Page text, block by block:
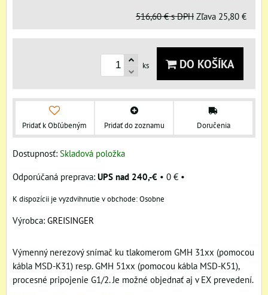
516,60 € s DPH Zľava 25,80 €
ks DO KOŠÍKA
Pridať k Obľúbeným Pridať do zoznamu Doručenia
Dostupnosť: Skladová položka
UPS nad 240,-€ • 0 € •
Osobne
Výrobca: GREISINGER
Výmenný nerezový snímač ku tlakomerom GMH 31xx (pomocou
kábla MSD-K31) resp. GMH 51xx (pomocou kábla MSD-K51),
procesné pripojenie G1/2. Je možné objednať aj v EX prevedení.